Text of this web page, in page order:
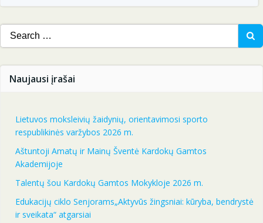
Search
for:
Naujausi įrašai
Lietuvos moksleivių žaidynių, orientavimosi sporto
respublikinės varžybos 2026 m.
Aštuntoji Amatų ir Mainų Šventė Kardokų Gamtos
Akademijoje
Talentų šou Kardokų Gamtos Mokykloje 2026 m.
Edukacijų ciklo Senjorams„Aktyvūs žingsniai: kūryba, bendrystė
ir sveikata“ atgarsiai